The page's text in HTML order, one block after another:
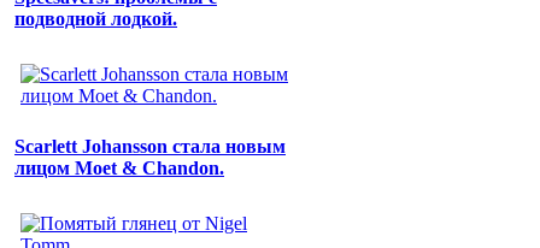
подводной лодкой.
Scarlett Johansson стала новым
лицом Moet & Chandon.